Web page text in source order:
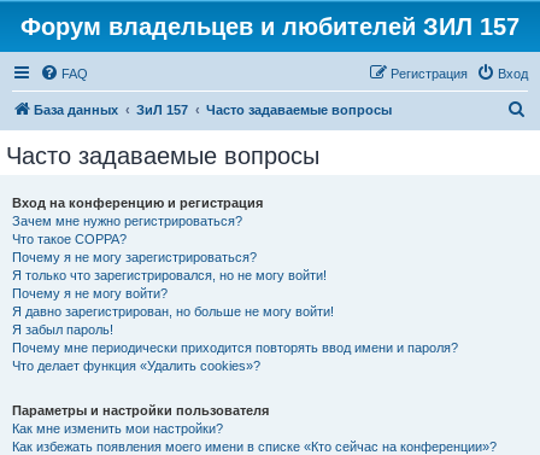
Форум владельцев и любителей ЗИЛ 157
FAQ Вход
Регистрация
База данных ЗиЛ 157 Часто задаваемые вопросы
Часто задаваемые вопросы
Вход на конференцию и регистрация
Зачем мне нужно регистрироваться?
Что такое COPPA?
Почему я не могу зарегистрироваться?
Я только что зарегистрировался, но не могу войти!
Почему я не могу войти?
Я давно зарегистрирован, но больше не могу войти!
Я забыл пароль!
Почему мне периодически приходится повторять ввод имени и пароля?
Что делает функция «Удалить cookies»?
Параметры и настройки пользователя
Как мне изменить мои настройки?
Как избежать появления моего имени в списке «Кто сейчас на конференции»?